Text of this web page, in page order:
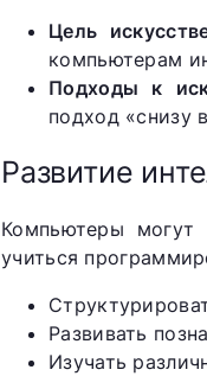
Цель
компьютерам
Подходы к
подход «снизу
Развитие
Компьютеры могут
учиться
Развивать
Изучать